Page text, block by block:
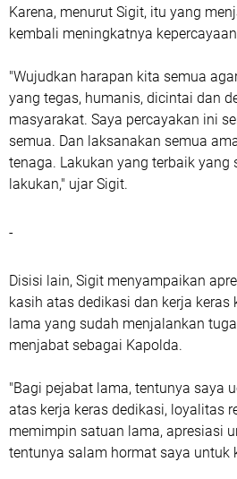
Karena, menurut Sigit, itu yang
kembali meningkatnya
"Wujudkan harapan kita semua
yang tegas, humanis, dicintai dan
masyarakat. Saya percayakan ini
semua. Dan laksanakan semua
tenaga. Lakukan yang terbaik yang
lakukan," ujar Sigit.
-
Disisi lain, Sigit menyampaikan
kasih atas dedikasi dan kerja keras
lama yang sudah menjalankan
menjabat sebagai Kapolda.
"Bagi pejabat lama, tentunya saya
atas kerja keras dedikasi, loyalitas
memimpin satuan lama, apresiasi
tentunya salam hormat saya untuk